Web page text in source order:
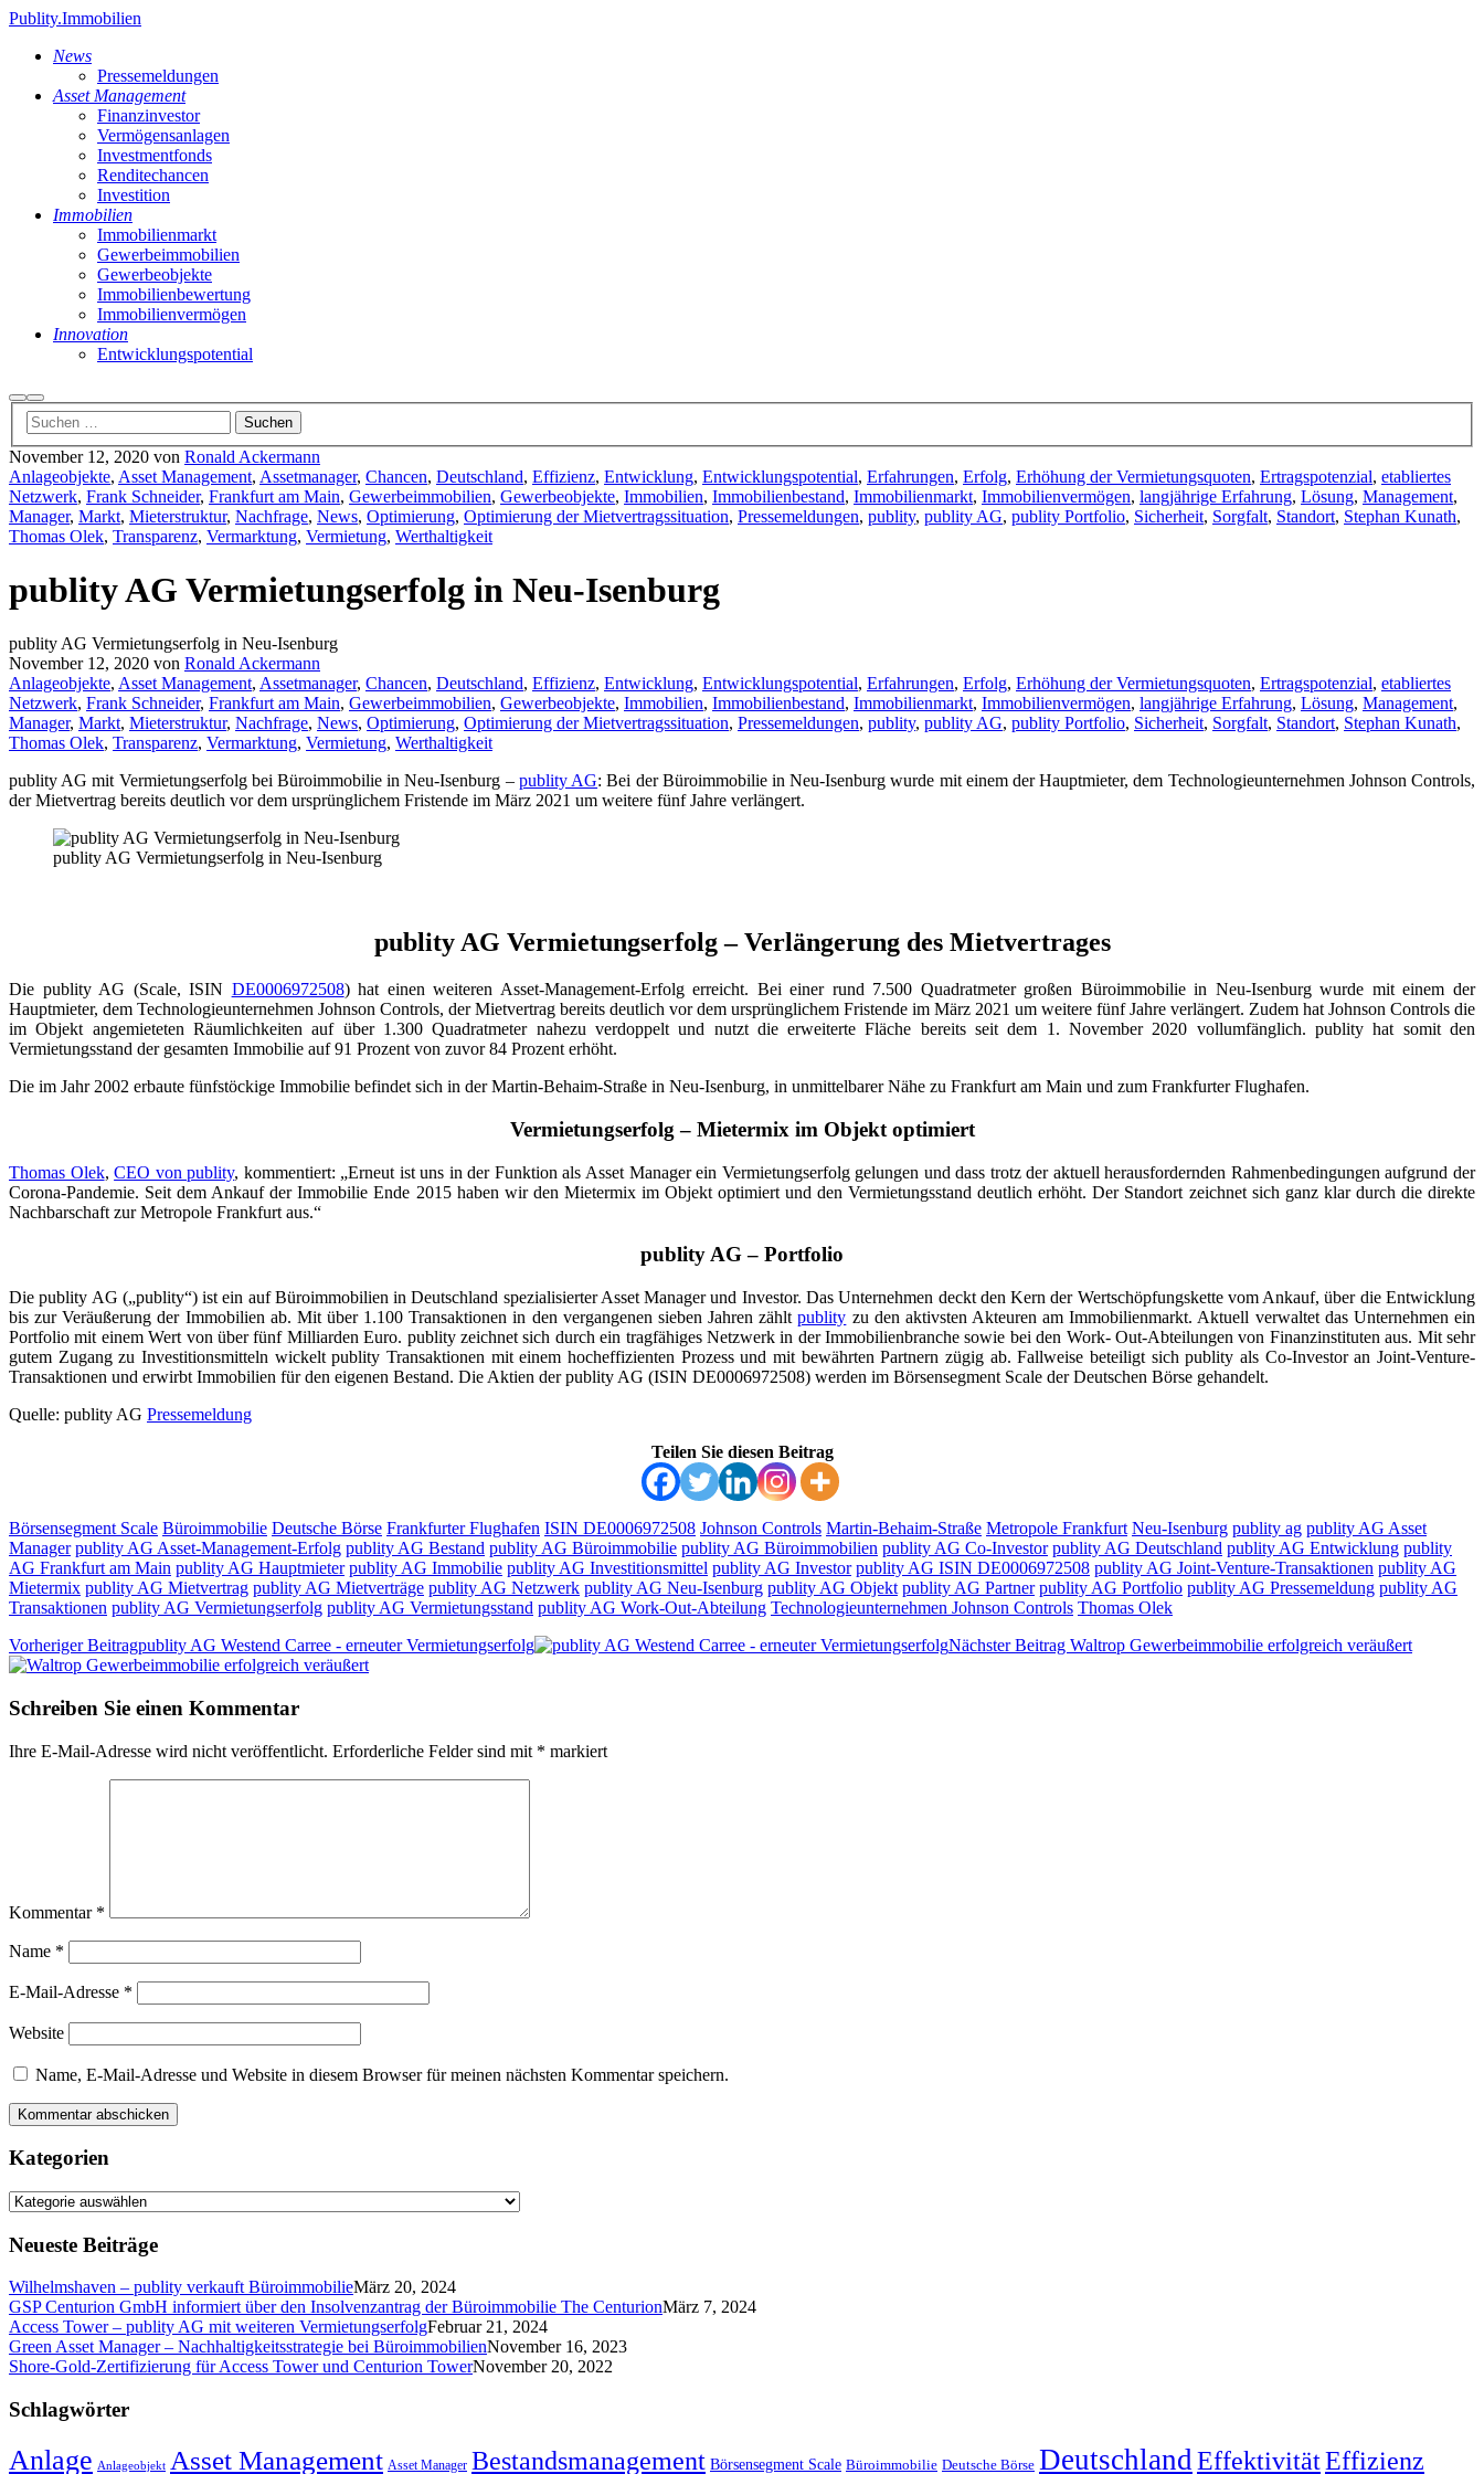
Publity.Immobilien
News
Pressemeldungen
Asset Management
Finanzinvestor
Vermögensanlagen
Investmentfonds
Renditechancen
Investition
Immobilien
Immobilienmarkt
Gewerbeimmobilien
Gewerbeobjekte
Immobilienbewertung
Immobilienvermögen
Innovation
Entwicklungspotential
Suchen
Hauptmenü
November 12, 2020 von Ronald Ackermann
Anlageobjekte, Asset Management, Assetmanager, Chancen, Deutschland, Effizienz, Entwicklung, Entwicklungspotential, Erfahrungen, Erfolg, Erhöhung der Vermietungsquoten, Ertragspotenzial, etabliertes
Netzwerk, Frank Schneider, Frankfurt am Main, Gewerbeimmobilien, Gewerbeobjekte, Immobilien, Immobilienbestand, Immobilienmarkt, Immobilienvermögen, langjährige Erfahrung, Lösung, Management,
Manager, Markt, Mieterstruktur, Nachfrage, News, Optimierung, Optimierung der Mietvertragssituation, Pressemeldungen, publity, publity AG, publity Portfolio, Sicherheit, Sorgfalt, Standort, Stephan Kunath,
Thomas Olek, Transparenz, Vermarktung, Vermietung, Werthaltigkeit
publity AG Vermietungserfolg in Neu-Isenburg
publity AG Vermietungserfolg in Neu-Isenburg
November 12, 2020 von Ronald Ackermann
Anlageobjekte, Asset Management, Assetmanager, Chancen, Deutschland, Effizienz, Entwicklung, Entwicklungspotential, Erfahrungen, Erfolg, Erhöhung der Vermietungsquoten, Ertragspotenzial, etabliertes
Netzwerk, Frank Schneider, Frankfurt am Main, Gewerbeimmobilien, Gewerbeobjekte, Immobilien, Immobilienbestand, Immobilienmarkt, Immobilienvermögen, langjährige Erfahrung, Lösung, Management,
Manager, Markt, Mieterstruktur, Nachfrage, News, Optimierung, Optimierung der Mietvertragssituation, Pressemeldungen, publity, publity AG, publity Portfolio, Sicherheit, Sorgfalt, Standort, Stephan Kunath,
Thomas Olek, Transparenz, Vermarktung, Vermietung, Werthaltigkeit
publity AG mit Vermietungserfolg bei Büroimmobilie in Neu-Isenburg – publity AG: Bei der Büroimmobilie in Neu-Isenburg wurde mit einem der Hauptmieter, dem Technologieunternehmen Johnson Controls,
der Mietvertrag bereits deutlich vor dem ursprünglichem Fristende im März 2021 um weitere fünf Jahre verlängert.
publity AG Vermietungserfolg in Neu-Isenburg
publity AG Vermietungserfolg – Verlängerung des Mietvertrages
Die publity AG (Scale, ISIN DE0006972508) hat einen weiteren Asset-Management-Erfolg erreicht. Bei einer rund 7.500 Quadratmeter großen Büroimmobilie in Neu-Isenburg wurde mit einem der
Hauptmieter, dem Technologieunternehmen Johnson Controls, der Mietvertrag bereits deutlich vor dem ursprünglichem Fristende im März 2021 um weitere fünf Jahre verlängert. Zudem hat Johnson Controls die
im Objekt angemieteten Räumlichkeiten auf über 1.300 Quadratmeter nahezu verdoppelt und nutzt die erweiterte Fläche bereits seit dem 1. November 2020 vollumfänglich. publity hat somit den
Vermietungsstand der gesamten Immobilie auf 91 Prozent von zuvor 84 Prozent erhöht.
Die im Jahr 2002 erbaute fünfstöckige Immobilie befindet sich in der Martin-Behaim-Straße in Neu-Isenburg, in unmittelbarer Nähe zu Frankfurt am Main und zum Frankfurter Flughafen.
Vermietungserfolg – Mietermix im Objekt optimiert
Thomas Olek,CEO von publity, kommentiert: „Erneut ist uns in der Funktion als Asset Manager ein Vermietungserfolg gelungen und dass trotz der aktuell herausfordernden Rahmenbedingungen aufgrund der
Corona-Pandemie. Seit dem Ankauf der Immobilie Ende 2015 haben wir den Mietermix im Objekt optimiert und den Vermietungsstand deutlich erhöht. Der Standort zeichnet sich ganz klar durch die direkte
Nachbarschaft zur Metropole Frankfurt aus.“
publity AG – Portfolio
Die publity AG („publity“) ist ein auf Büroimmobilien in Deutschland spezialisierter Asset Manager und Investor. Das Unternehmen deckt den Kern der Wertschöpfungskette vom Ankauf, über die Entwicklung
bis zur Veräußerung der Immobilien ab. Mit über 1.100 Transaktionen in den vergangenen sieben Jahren zähltpublity zu den aktivsten Akteuren am Immobilienmarkt. Aktuell verwaltet das Unternehmen ein
Portfolio mit einem Wert von über fünf Milliarden Euro. publity zeichnet sich durch ein tragfähiges Netzwerk in der Immobilienbranche sowie bei den Work- Out-Abteilungen von Finanzinstituten aus. Mit sehr
gutem Zugang zu Investitionsmitteln wickelt publity Transaktionen mit einem hocheffizienten Prozess und mit bewährten Partnern zügig ab. Fallweise beteiligt sich publity als Co-Investor an Joint-Venture-
Transaktionen und erwirbt Immobilien für den eigenen Bestand. Die Aktien der publity AG (ISIN DE0006972508) werden im Börsensegment Scale der Deutschen Börse gehandelt.
Quelle: publity AG Pressemeldung
Teilen Sie diesen Beitrag
Börsensegment Scale Büroimmobilie Deutsche Börse Frankfurter Flughafen ISIN DE0006972508 Johnson Controls Martin-Behaim-Straße Metropole Frankfurt Neu-Isenburg publity ag publity AG Asset
Manager publity AG Asset-Management-Erfolg publity AG Bestand publity AG Büroimmobilie publity AG Büroimmobilien publity AG Co-Investor publity AG Deutschland publity AG Entwicklung publity
AG Frankfurt am Main publity AG Hauptmieter publity AG Immobilie publity AG Investitionsmittel publity AG Investor publity AG ISIN DE0006972508 publity AG Joint-Venture-Transaktionen publity AG
Mietermix publity AG Mietvertrag publity AG Mietverträge publity AG Netzwerk publity AG Neu-Isenburg publity AG Objekt publity AG Partner publity AG Portfolio publity AG Pressemeldung publity AG
Transaktionen publity AG Vermietungserfolg publity AG Vermietungsstand publity AG Work-Out-Abteilung Technologieunternehmen Johnson Controls Thomas Olek
Vorheriger Beitragpublity AG Westend Carree - erneuter Vermietungserfolg Nächster Beitrag Waltrop Gewerbeimmobilie erfolgreich veräußert
Schreiben Sie einen Kommentar
Ihre E-Mail-Adresse wird nicht veröffentlicht. Erforderliche Felder sind mit * markiert
Kommentar *
Name *
E-Mail-Adresse *
Website
Name, E-Mail-Adresse und Website in diesem Browser für meinen nächsten Kommentar speichern.
Kategorien
Kategorien
Neueste Beiträge
Wilhelmshaven – publity verkauft BüroimmobilieMärz 20, 2024
GSP Centurion GmbH informiert über den Insolvenzantrag der Büroimmobilie The CenturionMärz 7, 2024
Access Tower – publity AG mit weiteren VermietungserfolgFebruar 21, 2024
Green Asset Manager – Nachhaltigkeitsstrategie bei BüroimmobilienNovember 16, 2023
Shore-Gold-Zertifizierung für Access Tower und Centurion TowerNovember 20, 2022
Schlagwörter
Anlage Anlageobjekt Asset Management Asset Manager Bestandsmanagement Börsensegment Scale Büroimmobilie Deutsche Börse Deutschland EffektivitätEffizienz